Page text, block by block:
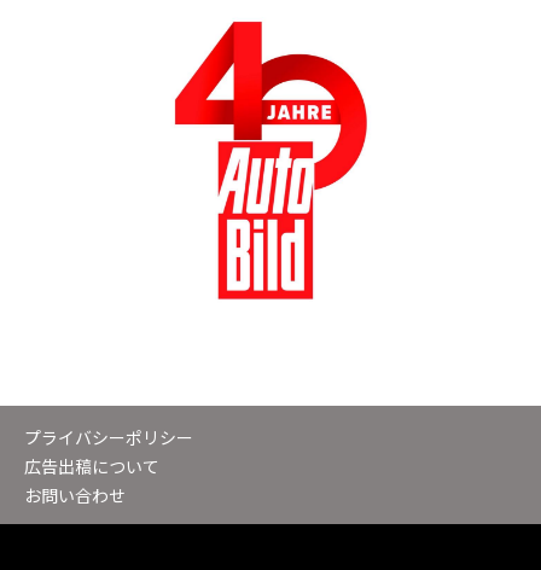
プライバシーポリシー
広告出稿について
お問い合わせ